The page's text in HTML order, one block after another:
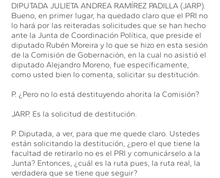
DIPUTADA JULIETA ANDREA RAMÍREZ PADILLA (JARP).
Bueno, en primer lugar, ha quedado claro que el PRI no
lo hará por las reiteradas solicitudes que se han hecho
ante la Junta de Coordinación Política, que preside el
diputado Rubén Moreira y lo que se hizo en esta sesión
de la Comisión de Gobernación, en la cual no asistió el
diputado Alejandro Moreno, fue específicamente,
como usted bien lo comenta, solicitar su destitución.
P. ¿Pero no lo está destituyendo ahorita la Comisión?
JARP. Es la solicitud de destitución.
P. Diputada, a ver, para que me quede claro. Ustedes
están solicitando la destitución, ¿pero el que tiene la
facultad de retirarlo no es el PRI y comunicárselo a la
Junta? Entonces, ¿cuál es la ruta pues, la ruta real, la
verdadera que se tiene que seguir?